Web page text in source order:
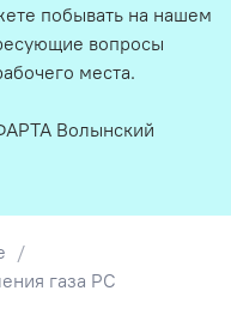
газа РС
побывать на нашем
вопросы
места.
Волынский